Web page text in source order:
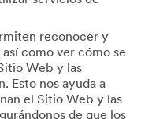
reconocer y
como ver cómo se
Web y las
Esto nos ayuda a
el Sitio Web y las
de que los